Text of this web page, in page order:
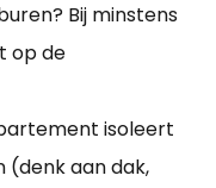
Bij minstens
op de
isoleert
aan dak,